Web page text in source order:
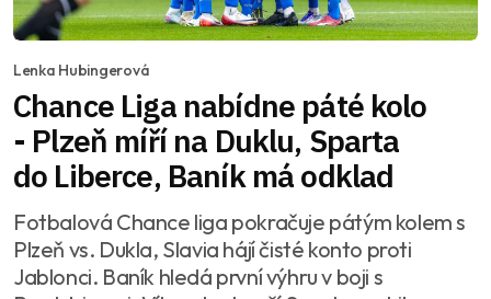
Lenka Hubingerová
Chance Liga nabídne páté kolo
- Plzeň míří na Duklu, Sparta
do Liberce, Baník má odklad
Fotbalová Chance liga pokračuje pátým kolem s
Plzeň vs. Dukla, Slavia hájí čisté konto proti
Jablonci. Baník hledá první výhru v boji s